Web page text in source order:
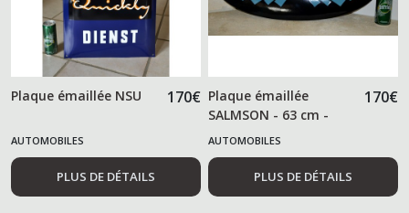
Plaque émaillée NSU 170€
AUTOMOBILES
PLUS DE DÉTAILS
Plaque émaillée
SALMSON - 63 cm -
170€
AUTOMOBILES
PLUS DE DÉTAILS